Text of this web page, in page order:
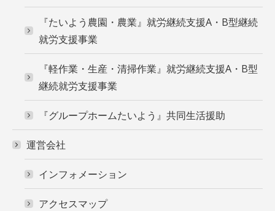
『たいよう農園・農業』就労継続支援A・B型継続
就労支援事業
『軽作業・生産・清掃作業』就労継続支援A・B型
継続就労支援事業
『グループホームたいよう』共同生活援助
運営会社
インフォメーション
アクセスマップ